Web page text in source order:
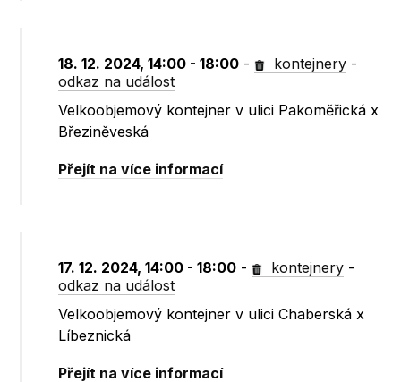
18. 12. 2024, 14:00 - 18:00 - kontejnery -
odkaz na událost
Velkoobjemový kontejner v ulici Pakoměřická x
Březiněveská
Přejít na více informací
17. 12. 2024, 14:00 - 18:00 - kontejnery -
odkaz na událost
Velkoobjemový kontejner v ulici Chaberská x
Líbeznická
Přejít na více informací